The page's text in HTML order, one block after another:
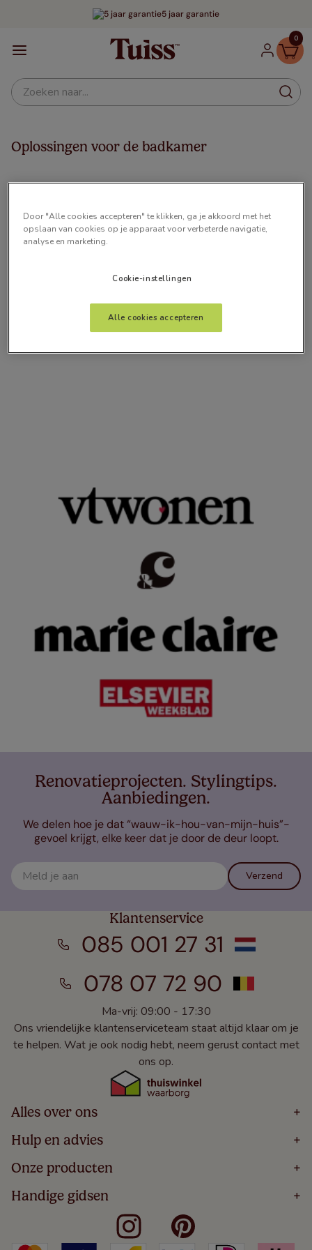
5 jaar garantie
0
Zoeken naar...
Oplossingen voor de badkamer
Duizenden Tevreden
Klanten
Renovatieprojecten. Stylingtips.
Aanbiedingen.
We delen hoe je dat “wauw-ik-hou-van-mijn-huis”-
gevoel krijgt, elke keer dat je door de deur loopt.
Verzend
Klantenservice
085 001 27 31
078 07 72 90
Ma-vrij: 09:00 - 17:30
Ons vriendelijke klantenserviceteam staat altijd klaar om je
te helpen. Wat je ook nodig hebt, neem gerust contact met
ons op.
Alles over ons +
Home
Over
Bestellen
Winacties
Veelgestelde Vragen
Hulp en advies +
Volg Je Bestelling
Levering
5 Jaar Garantie
Algemene Voorwaarden
Kindveiligheid
Onze producten +
Houten Jaloezieën
Rolgordijnen
Verticale Jaloezieën
Handige gidsen +
Meten Voor Raamdecoratie
Badkamer Raamdecoratie
Door "Alle cookies accepteren" te klikken, ga je akkoord met het
opslaan van cookies op je apparaat voor verbeterde navigatie,
analyse en marketing.
Cookie-instellingen
Alle cookies accepteren